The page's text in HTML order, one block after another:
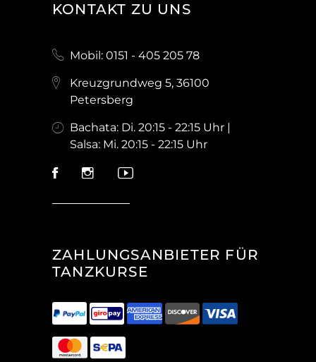
KONTAKT ZU UNS
Mobil: 0151 - 405 205 78
Kreuzgrundweg 5, 36100
Petersberg
Bachata: Di. 20:15 - 22:15 Uhr |
Salsa: Mi. 20:15 - 22:15 Uhr
ZAHLUNGSANBIETER FÜR
TANZKURSE